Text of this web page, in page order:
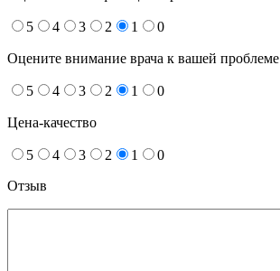
5 4 3 2 1 0
Оцените внимание врача к вашей проблеме
5 4 3 2 1 0
Цена-качество
5 4 3 2 1
0
Отзыв